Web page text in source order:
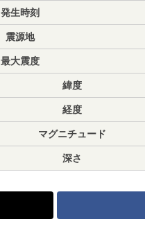
発生時刻
震源地
最大震度
緯度
経度
マグニチュード
深さ